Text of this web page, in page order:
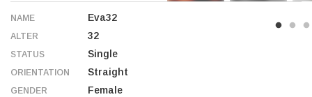
NAME Eva32
ALTER 32
STATUS Single
ORIENTATION Straight
GENDER Female